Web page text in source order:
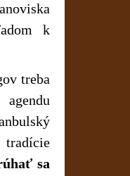
k
treba
tradície
sa